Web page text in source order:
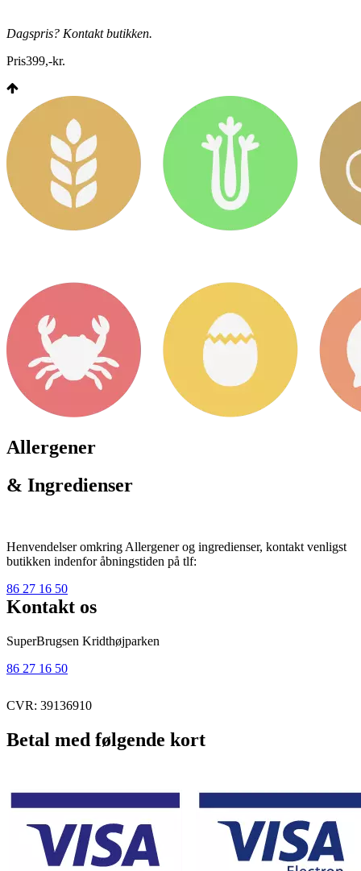
Dagspris? Kontakt butikken.
Pris399,-kr.
Allergener
& Ingredienser
Henvendelser omkring Allergener og ingredienser, kontakt venligst
butikken indenfor åbningstiden på tlf:
86 27 16 50
Kontakt os
SuperBrugsen Kridthøjparken
86 27 16 50
CVR: 39136910
Betal med følgende kort